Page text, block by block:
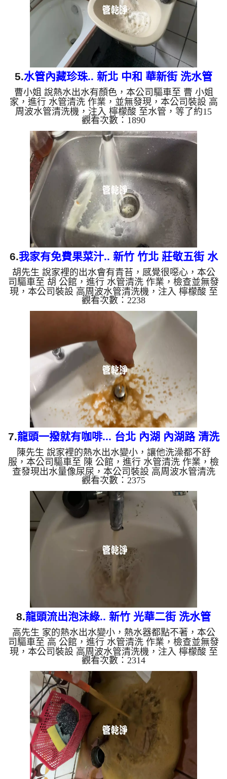
是藍色的水，是因為水...
5.水管內藏珍珠.. 新北 中和 華新街 洗水管
曹小姐 說熱水出水有顏色，本公司驅車至 曹 小姐
家，進行 水管清洗 作業，並無發現，本公司裝設 高
周波水管清洗機，注入 檸檬酸 至水管，等了約15
分，開啟 水管清洗機 ，啟動 螺旋波 模式，一洗水管
就流出棕色一顆顆異物，就像是珍珠，髒水變的混
濁，二個多小時後，出水變乾淨出水量也變大了。
如是自來水，如水管老化，會產生鐵鏽跟泥沙堆積，
洗出來的水就會是咖啡色，地下水含有氧化錳，管壁
上會結成黑色管垢，洗出來的水會跟石油一樣黑，有
些洗出綠色的水，是因為裡面有銅的物質，生鏽產生
銅綠，如是藍色的水，...
觀看次數：1890
6.我家有免費果菜汁.. 新竹 竹北 莊敬五街 水
管清洗
胡先生 說家裡的出水會有青苔，感覺很噁心，本公
司驅車至 胡 公館，進行 水管清洗 作業，檢查並無發
現，本公司裝設 高周波水管清洗機，注入 檸檬酸 至
水管，等了約15分，開啟 水管清洗機 ，啟動 螺旋
波 模式，一洗水管就流出黃水，忽然變成綠水，兩
個多小時後，出水變乾淨出水量也變大了。 如是自
來水，如水管老化，會產生鐵鏽跟泥沙堆積，洗出來
的水就會是咖啡色，地下水含有氧化錳，管壁上會結
成黑色管垢，洗出來的水會跟石油一樣黑，有些洗出
綠色的水，是因為裡面有銅的物質，生鏽產生銅綠，
如是藍色的水，是因為...
觀看次數：2238
7.龍頭一撥就有咖啡... 台北 內湖 內湖路 清洗
水管
陳先生 說家裡的熱水出水變小，讓他洗澡都不舒
服，本公司驅車至 陳 公館，進行 水管清洗 作業，檢
查發現出水量像尿尿，本公司裝設 高周波水管清洗
機，注入 檸檬酸 至水管，等了約15分，開啟 水管清
洗機 ，啟動 螺旋波 模式，一洗水管就流出鐵鏽水，
忽然變成鐵灰色，最後變成咖啡色，兩個多小時後，
出水變乾淨熱水出水量也恢復了。 如是自來水，如
水管老化，會產生鐵鏽跟泥沙堆積，洗出來的水就會
是咖啡色，地下水含有氧化錳，管壁上會結成黑色管
垢，洗出來的水會跟石油一樣黑，有些洗出綠色的
水，是因為裡面有銅的物...
觀看次數：2375
8.龍頭流出泡沫綠.. 新竹 光華二街 洗水管
高先生 家的熱水出水變小，熱水器都點不著，本公
司驅車至 高 公館，進行 水管清洗 作業，檢查並無發
現，本公司裝設 高周波水管清洗機，注入 檸檬酸 至
水管，等了約15分，開啟 水管清洗機 ，啟動 螺旋
波 模式，一洗水管就流出泡沫水，就像是泡沫綠
茶，忽然變成鐵鏽水，兩個多小時後，熱水出水量恢
復了。 如是自來水，如水管老化，會產生鐵鏽跟泥
沙堆積，洗出來的水就會是咖啡色，地下水含有氧化
錳，管壁上會結成黑色管垢，洗出來的水會跟石油一
樣黑，有些洗出綠色的水，是因為裡面有銅的物質，
生鏽產生銅綠，如是藍色...
觀看次數：2314